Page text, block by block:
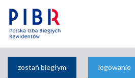
zostań biegłym logowanie